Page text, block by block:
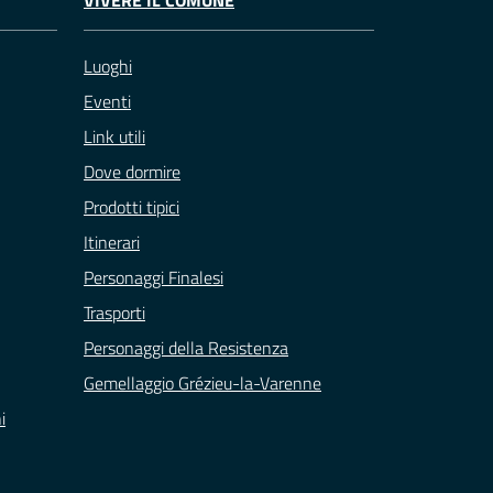
Luoghi
Eventi
Link utili
Dove dormire
Prodotti tipici
Itinerari
Personaggi Finalesi
Trasporti
Personaggi della Resistenza
Gemellaggio Grézieu-la-Varenne